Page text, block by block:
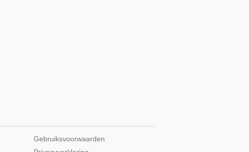
Gebruiksvoorwaarden